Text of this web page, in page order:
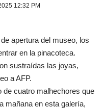
12:32 PM
apertura del museo, los
en la pinacoteca.
sustraídas las joyas,
a AFP.
de cuatro malhechores que
mañana en esta galería,